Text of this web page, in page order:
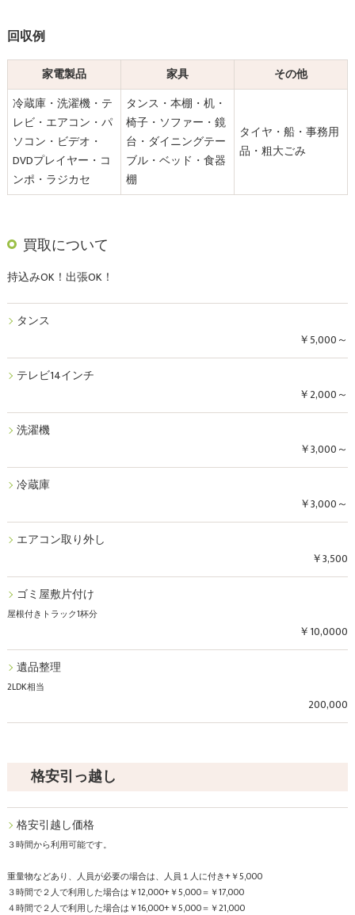
回収例
家電製品 家具
その他
冷蔵庫・洗濯機・テ
レビ・エアコン・パ
ソコン・ビデオ・
DVDプレイヤー・コ
ンポ・ラジカセ
タンス・本棚・机・
椅子・ソファー・鏡
台・ダイニングテー
ブル・ベッド・食器
棚
タイヤ・船・事務用
品・粗大ごみ
買取について
持込みOK！出張OK！
タンス
￥5,000～
テレビ14インチ
￥2,000～
洗濯機
￥3,000～
冷蔵庫
￥3,000～
エアコン取り外し
￥3,500
ゴミ屋敷片付け
屋根付きトラック1杯分
￥10,0000
遺品整理
2LDK相当
200,000
格安引っ越し
格安引越し価格
３時間から利用可能です。
重量物などあり、人員が必要の場合は、人員１人に付き+￥5,000
３時間で２人で利用した場合は￥12,000+￥5,000＝￥17,000
４時間で２人で利用した場合は￥16,000+￥5,000＝￥21,000